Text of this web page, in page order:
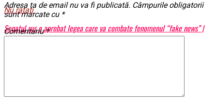
Nu ratati
Senatul rus a aprobat legea care va combate fenomenul “fake news” |
BrailaMEA
Adresa ta de email nu va fi publicată. Câmpurile obligatorii
sunt marcate cu *
Comentariu*